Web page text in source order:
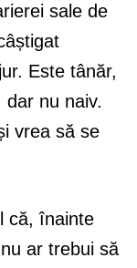
sale de
Este tânăr,
nu naiv.
vrea să se
că, înainte
ar trebui să